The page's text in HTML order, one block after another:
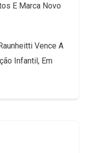
E Marca Novo
Vence A
Infantil, Em